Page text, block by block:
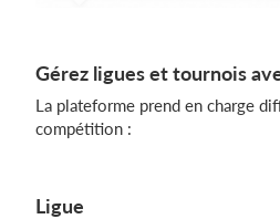
Gérez ligues et tournois
La plateforme prend en charge
compétition :
Ligue